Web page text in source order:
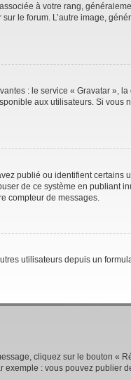
à votre rang,
le forum. L’autre image,
: le service « Gravatar »,
aux utilisateurs. Si vous
publié ou identifient certains
de ce système en publiant
compteur de messages.
utilisateurs depuis un
cliquez sur le bouton «
: vous pouvez publier